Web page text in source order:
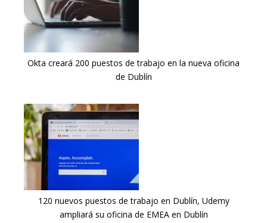
Okta creará 200 puestos de trabajo en la nueva oficina
de Dublín
120 nuevos puestos de trabajo en Dublín, Udemy
ampliará su oficina de EMEA en Dublín